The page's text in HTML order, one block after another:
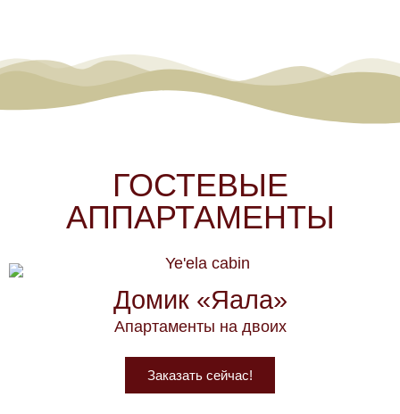
ГОСТЕВЫЕ
АППАРТАМЕНТЫ
Домик «Яала»
Апартаменты на двоих
Заказать сейчас!